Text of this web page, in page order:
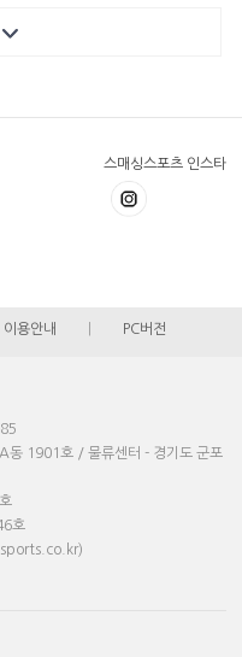
스매싱스포츠 인스타
이용안내 PC버전
동 1901호 / 물류센터 - 경기도 군포
호